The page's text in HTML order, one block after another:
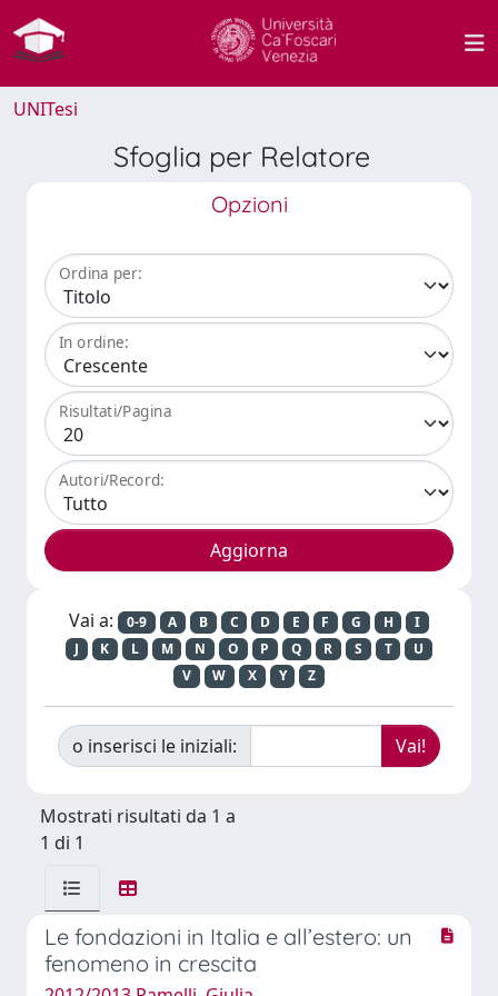
UNITesi
Sfoglia per Relatore
Opzioni
Ordina per:
In ordine:
Risultati/Pagina
Autori/Record:
Vai a: 0-9 A B C D E F G H
I
J
K L M N O P Q R S T
U
V
W X Y Z
o inserisci le iniziali:
Mostrati risultati da 1 a
1 di 1
Le fondazioni in Italia e all’estero: un
fenomeno in crescita